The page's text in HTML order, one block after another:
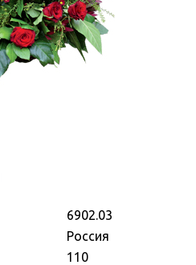
6902.03
Россия
110